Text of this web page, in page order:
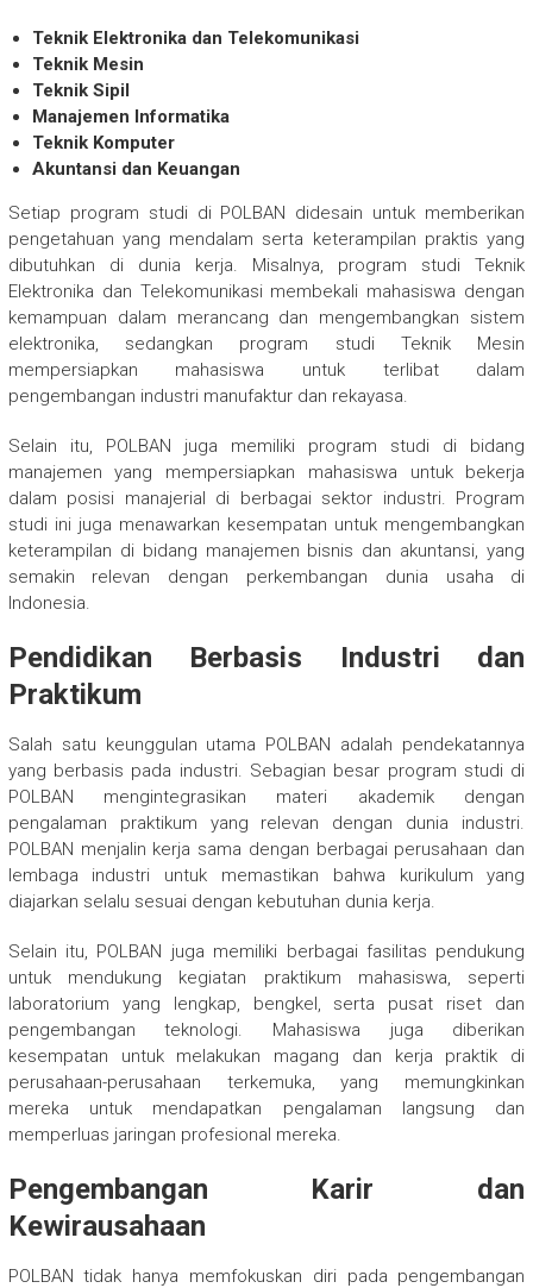
Teknik Elektronika dan Telekomunikasi
Teknik Mesin
Teknik Sipil
Manajemen Informatika
Teknik Komputer
Akuntansi dan Keuangan
Setiap program studi di POLBAN didesain untuk memberikan
pengetahuan yang mendalam serta keterampilan praktis yang
dibutuhkan di dunia kerja. Misalnya, program studi Teknik
Elektronika dan Telekomunikasi membekali mahasiswa dengan
kemampuan dalam merancang dan mengembangkan sistem
elektronika, sedangkan program studi Teknik Mesin
mempersiapkan mahasiswa untuk terlibat dalam
pengembangan industri manufaktur dan rekayasa.
Selain itu, POLBAN juga memiliki program studi di bidang
manajemen yang mempersiapkan mahasiswa untuk bekerja
dalam posisi manajerial di berbagai sektor industri. Program
studi ini juga menawarkan kesempatan untuk mengembangkan
keterampilan di bidang manajemen bisnis dan akuntansi, yang
semakin relevan dengan perkembangan dunia usaha di
Indonesia.
Pendidikan Berbasis Industri dan
Praktikum
Salah satu keunggulan utama POLBAN adalah pendekatannya
yang berbasis pada industri. Sebagian besar program studi di
POLBAN mengintegrasikan materi akademik dengan
pengalaman praktikum yang relevan dengan dunia industri.
POLBAN menjalin kerja sama dengan berbagai perusahaan dan
lembaga industri untuk memastikan bahwa kurikulum yang
diajarkan selalu sesuai dengan kebutuhan dunia kerja.
Selain itu, POLBAN juga memiliki berbagai fasilitas pendukung
untuk mendukung kegiatan praktikum mahasiswa, seperti
laboratorium yang lengkap, bengkel, serta pusat riset dan
pengembangan teknologi. Mahasiswa juga diberikan
kesempatan untuk melakukan magang dan kerja praktik di
perusahaan-perusahaan terkemuka, yang memungkinkan
mereka untuk mendapatkan pengalaman langsung dan
memperluas jaringan profesional mereka.
Pengembangan Karir dan
Kewirausahaan
POLBAN tidak hanya memfokuskan diri pada pengembangan